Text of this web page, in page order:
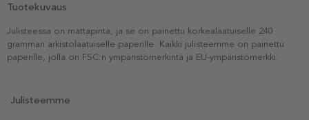
Tuotekuvaus
Julisteessa on mattapinta, ja se on painettu korkealaatuiselle 240
gramman arkistolaatuiselle paperille. Kaikki julisteemme on painettu
paperille, jolla on FSC:n ympäristömerkintä ja EU-ympäristömerkki.
Julisteemme